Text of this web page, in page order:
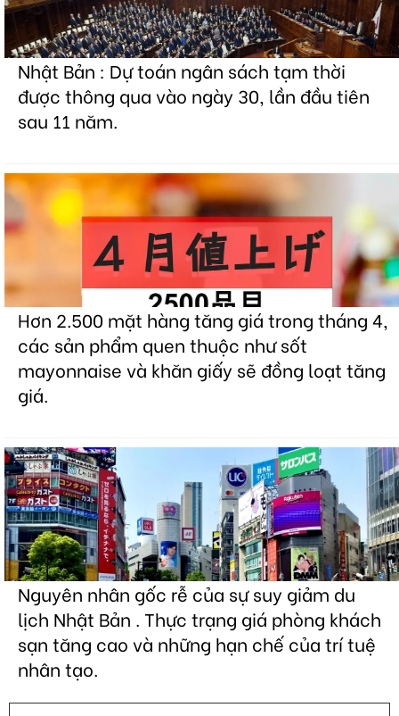
Nhật Bản : Dự toán ngân sách tạm thời
được thông qua vào ngày 30, lần đầu tiên
sau 11 năm.
Hơn 2.500 mặt hàng tăng giá trong tháng 4,
các sản phẩm quen thuộc như sốt
mayonnaise và khăn giấy sẽ đồng loạt tăng
giá.
Nguyên nhân gốc rễ của sự suy giảm du
lịch Nhật Bản . Thực trạng giá phòng khách
sạn tăng cao và những hạn chế của trí tuệ
nhân tạo.